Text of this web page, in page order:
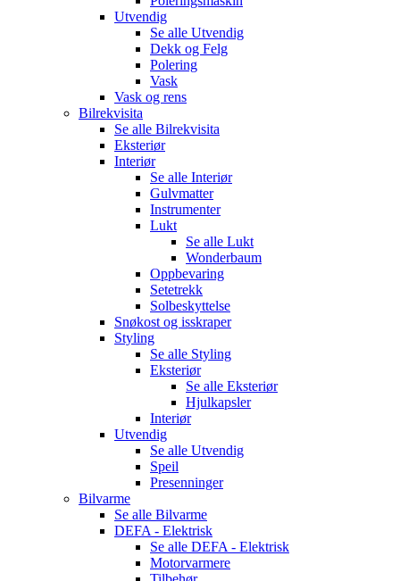
Utvendig
Se alle Utvendig
Dekk og Felg
Polering
Vask
Vask og rens
Bilrekvisita
Se alle Bilrekvisita
Eksteriør
Interiør
Se alle Interiør
Gulvmatter
Instrumenter
Lukt
Se alle Lukt
Wonderbaum
Oppbevaring
Setetrekk
Solbeskyttelse
Snøkost og isskraper
Styling
Se alle Styling
Eksteriør
Se alle Eksteriør
Hjulkapsler
Interiør
Utvendig
Se alle Utvendig
Speil
Presenninger
Bilvarme
Se alle Bilvarme
DEFA - Elektrisk
Se alle DEFA - Elektrisk
Motorvarmere